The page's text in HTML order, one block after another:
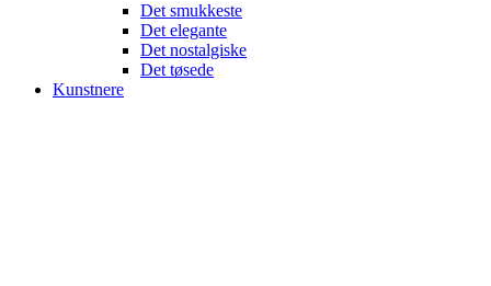
Det smukkeste
Det elegante
Det nostalgiske
Det tøsede
Kunstnere